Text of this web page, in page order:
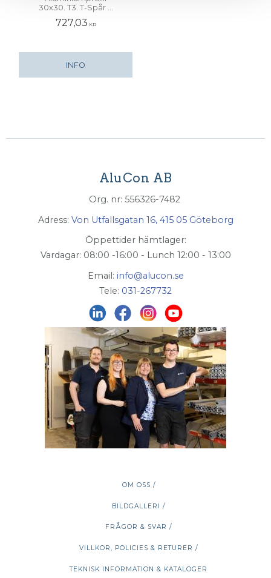
30x30. T3. T-Spår 7.
skruv
727,03 KR
INFO
AluCon AB
Org. nr: 556326-7482
Adress: Von Utfallsgatan 16, 415 05 Göteborg
Öppettider hämtlager:
Vardagar: 08:00 -16:00 - Lunch 12:00 - 13:00
Email: info@alucon.se
Tele: 031-267732
OM OSS /
BILDGALLERI /
FRÅGOR & SVAR /
VILLKOR, POLICIES & RETURER /
TEKNISK INFORMATION & KATALOGER